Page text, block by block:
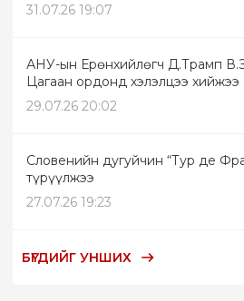
31.07.26 19:07
АНУ-ын Ерөнхийлөгч Д.Трамп
Цагаан ордонд хэлэлцээ хийжээ
29.07.26 20:02
Словенийн дугуйчин “Тур де
түрүүлжээ
27.07.26 19:23
БҮГДИЙГ УНШИХ